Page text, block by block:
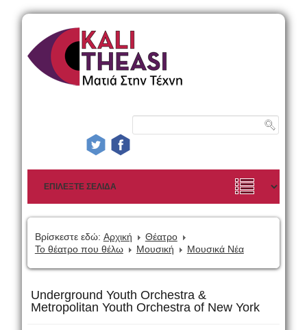
Βρίσκεστε εδώ: Αρχική
Θέατρο
Το θέατρο που θέλω
Μουσική Μουσικά Νέα
Underground Youth Orchestra &
Metropolitan Youth Orchestra of New York